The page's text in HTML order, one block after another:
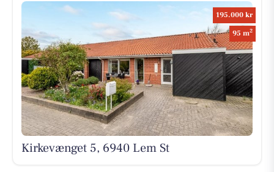
195.000 kr
95 m2
Kirkevænget 5, 6940 Lem St